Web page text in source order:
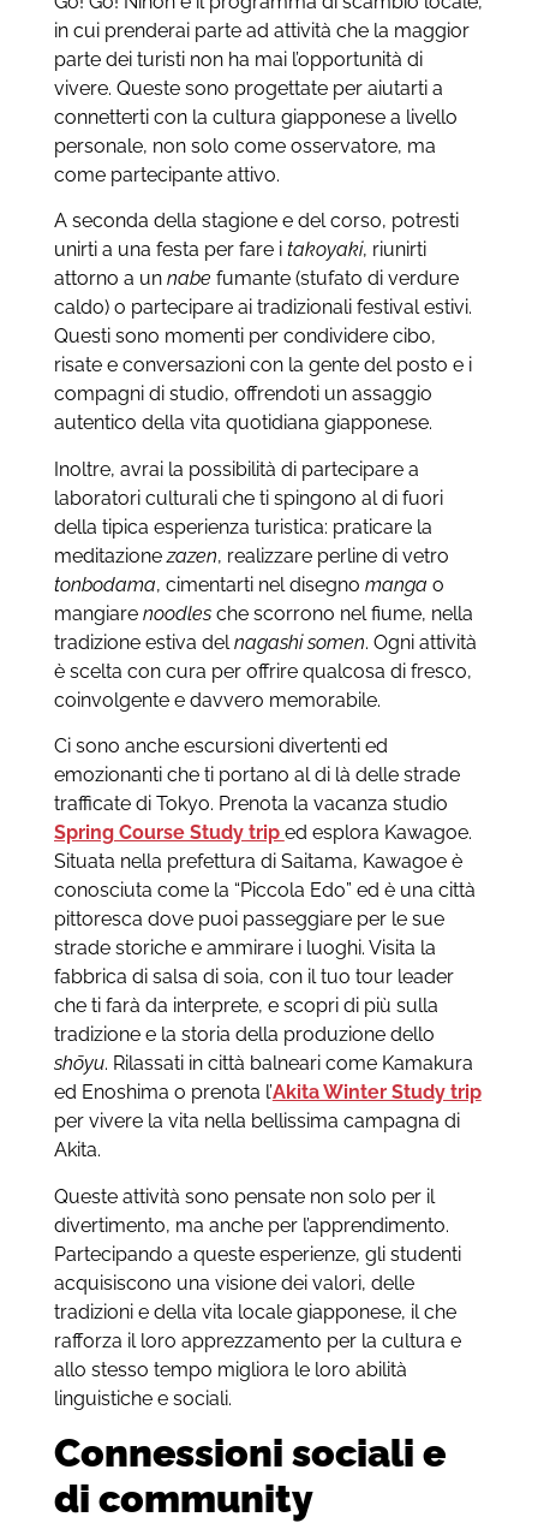
in cui prenderai parte ad attività che la maggior
parte dei turisti non ha mai l’opportunità di
vivere. Queste sono progettate per aiutarti a
connetterti con la cultura giapponese a livello
personale, non solo come osservatore, ma
come partecipante attivo.
A seconda della stagione e del corso, potresti
unirti a una festa per fare i takoyaki, riunirti
attorno a un nabe fumante (stufato di verdure
caldo) o partecipare ai tradizionali festival estivi.
Questi sono momenti per condividere cibo,
risate e conversazioni con la gente del posto e i
compagni di studio, offrendoti un assaggio
autentico della vita quotidiana giapponese.
Inoltre, avrai la possibilità di partecipare a
laboratori culturali che ti spingono al di fuori
della tipica esperienza turistica: praticare la
meditazionezazen, realizzare perline di vetro
tonbodama, cimentarti nel disegno manga o
mangiare noodlesche scorrono nel fiume, nella
tradizione estiva delnagashi somen. Ogni attività
è scelta con cura per offrire qualcosa di fresco,
coinvolgente e davvero memorabile.
Ci sono anche escursioni divertenti ed
emozionanti che ti portano al di là delle strade
trafficate di Tokyo. Prenota la vacanza studio
Spring Course Study trip ed esplora Kawagoe.
Situata nella prefettura di Saitama, Kawagoe è
conosciuta come la “Piccola Edo” ed è una città
pittoresca dove puoi passeggiare per le sue
strade storiche e ammirare i luoghi. Visita la
fabbrica di salsa di soia, con il tuo tour leader
che ti farà da interprete, e scopri di più sulla
tradizione e la storia della produzione dello
shōyu. Rilassati in città balneari come Kamakura
ed Enoshima o prenota l’Akita Winter Study trip
per vivere la vita nella bellissima campagna di
Akita.
Queste attività sono pensate non solo per il
divertimento, ma anche per l’apprendimento.
Partecipando a queste esperienze, gli studenti
acquisiscono una visione dei valori, delle
tradizioni e della vita locale giapponese, il che
rafforza il loro apprezzamento per la cultura e
allo stesso tempo migliora le loro abilità
linguistiche e sociali.
Connessioni sociali e
di community